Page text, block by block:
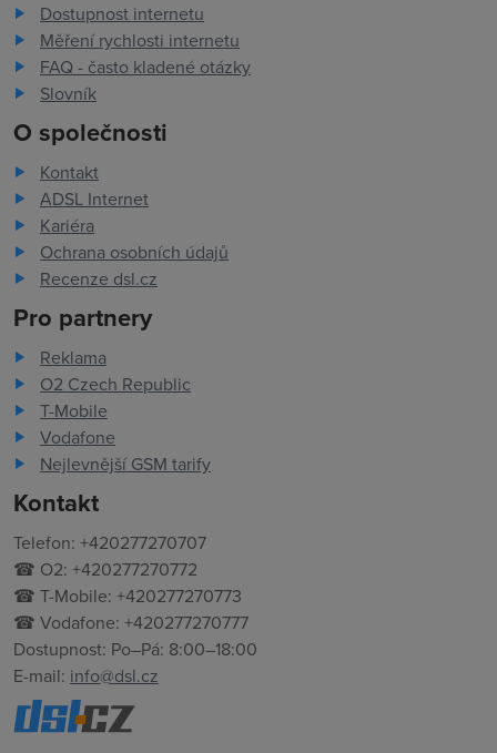
Dostupnost internetu
Měření rychlosti internetu
FAQ - často kladené otázky
Slovník
O společnosti
Kontakt
ADSL Internet
Kariéra
Ochrana osobních údajů
Recenze dsl.cz
Pro partnery
Reklama
O2 Czech Republic
T-Mobile
Vodafone
Nejlevnější GSM tarify
Kontakt
Telefon: +420277270707
☎ O2: +420277270772
☎ T-Mobile: +420277270773
☎ Vodafone: +420277270777
Dostupnost: Po–Pá: 8:00–18:00
E-mail: info@dsl.cz